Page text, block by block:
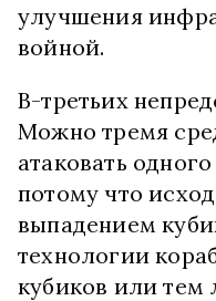
улучшения
войной.
В-третьих
Можно тремя
атаковать
потому что
выпадением
технологии
кубиков или тем